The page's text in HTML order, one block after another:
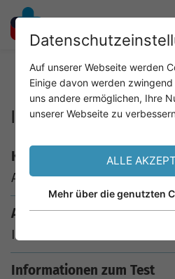
Home Service
Indir.Coombs-Test
Kürzel
AKSUCH
Analyse
Indir.Coombs-Test
Informationen zum Test
Auf unserer Webseite werden
Einige davon werden
uns andere ermöglichen, Ihre
unserer Webseite zu
ALLE
Mehr über die genutzten